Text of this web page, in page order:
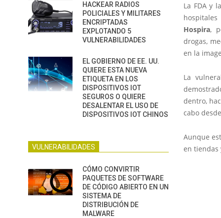
La FDA y
Hospira,
drogas,
en la
La
dentro,
cabo
Aunque
en tiendas
HACKEAR RADIOS
POLICIALES Y MILITARES
ENCRIPTADAS
EXPLOTANDO 5
VULNERABILIDADES
EL GOBIERNO DE EE. UU.
QUIERE ESTA NUEVA
ETIQUETA EN LOS
DISPOSITIVOS IOT
SEGUROS O QUIERE
DESALENTAR EL USO DE
DISPOSITIVOS IOT CHINOS
VULNERABILIDADES
CÓMO CONVIRTIR
PAQUETES DE SOFTWARE
DE CÓDIGO ABIERTO EN UN
SISTEMA DE
DISTRIBUCIÓN DE
MALWARE